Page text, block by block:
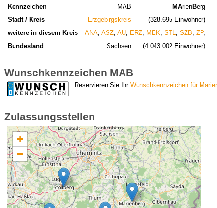
Kennzeichen MAB MArienBerg
Stadt / Kreis
Erzgebirgskreis
(328.695 Einwohner)
weitere in diesem Kreis
ANA, ASZ, AU, ERZ, MEK STL SZB ZP,
Bundesland
Sachsen (4.043.002 Einwohner)
Wunschkennzeichen MAB
Reservieren Sie Ihr Wunschkennzeichen für
Zulassungsstellen
+
−